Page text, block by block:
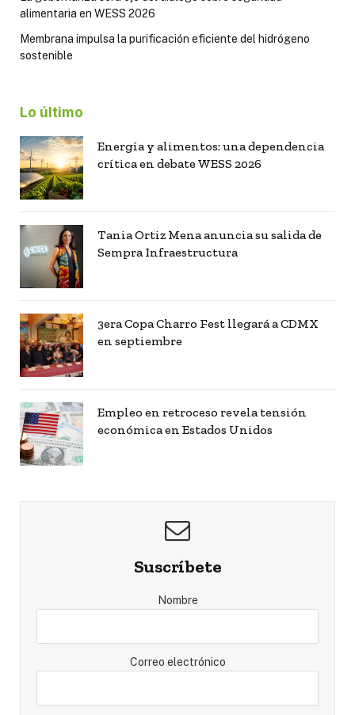
alimentaria en WESS 2026
Membrana impulsa la purificación eficiente del hidrógeno
sostenible
Lo último
Energía y alimentos: una dependencia
crítica en debate WESS 2026
Tania Ortiz Mena anuncia su salida de
Sempra Infraestructura
3era Copa Charro Fest llegará a CDMX
en septiembre
Empleo en retroceso revela tensión
económica en Estados Unidos
Suscríbete
Nombre
Correo electrónico